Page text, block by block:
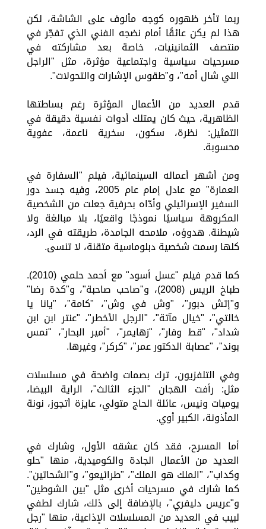
ربما تأخر ظهوره كوجه مألوف على الشاشة، لكن
هذا لم يكن عائقًا أمام نضجه الفني الذي تفجّر في
منتصف الثمانينيات، خاصة بعد مشاركته في
مسرحيات سياسية واجتماعية مؤثرة، مثل "الراجل
اللي شال أمه"، و"طقوس الإشارات والتحولات".
قدم العديد من الأعمال المؤثرة رغم بساطتها
الظاهرية، حيث كان يمتلك أدوات نفسية دقيقة في
التمثيل: نظرة، سكون، سخرية ناعمة، عفوية
محسوبة.
ومن أشهر أعماله السينمائية، فيلم "السفارة في
العمارة" مع عادل إمام عام 2005، وفيه جسد دور
السفير الإسرائيلي وأدّاه بحرفية جعلت من الشخصية
المكروهة سياسيًا نموذجًا واقعيًا، بلا مبالغة ولا
شيطنة. هدوؤه، ملامحه الجامدة، طريقته في الرد،
كلها رسمت شخصية دبلوماسية متقنة، لا تنسى.
كما قدم فيلم "عسل أسود" مع أحمد حلمي (2010).
طباخ الريس (2008)، و"صاحب صاحبة"، و"كدة رضا"
و"إتش دبور"، "وش في وش"، "كامة"، "يانا يا
خالتي"، "خيال مآتة"، "الرجل الأخطر"، "عنتر ابن ابن
شداد"، "قط وفار"، "زهايمر"، "أمير البحار"، "نمس
بوند"، "عصابة الدكتور عمر"، "كركر"، وغيرها.
وفي التلفزيون، ترك بصمات واضحة في مسلسلات
مثل: رأفت الهجان "الجزء الثالث"، الراية البيضا،
يوميات ونيس، عائلة الحاج متولي، عايزة أتجوز، نونة
المأذونة، الكبير أوي.
أما المسرح، فقد كان عشقه الأول، وشارك في
العديد من الأعمال الجادة والكوميدية، منها "حلو
وكداب"، "الملك هو الملك"، "طرائيعو"، و"الشحاتين".
كما شارك في مسرحيات أخرى مثل "بين الشوطين"
و"عريس دليفري"، بالإضافة إلى ذلك، شارك لطفي
لبيب في العديد من المسلسلات الإذاعية، منها "رجل